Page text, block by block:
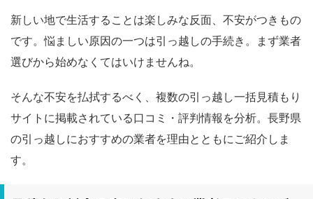
新しい地で生活することは楽しみな反面、不安がつきもの
です。悩ましい原因の一つは引っ越しの手続き。まず業者
選びから始めなくてはいけませんね。
そんな不安を払拭するべく、複数の引っ越し一括見積もり
サイトに掲載されている口コミ・評判情報を分析。長野県
の引っ越しにおすすめの業者を理由とともにご紹介しま
す。